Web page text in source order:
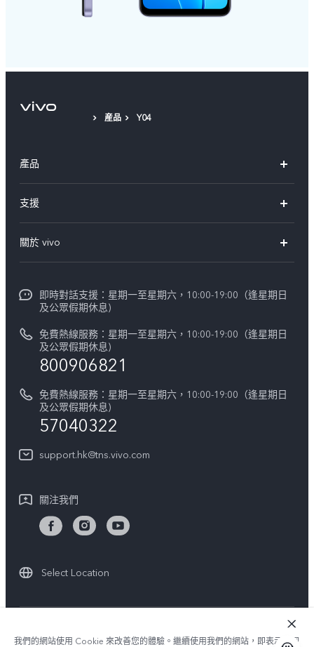
産品 Y04
產品
X300
Y21d
支援
服務中心
Funtouch OS
系統升級
零配件價格查詢
IMEI 碼驗證
維修進度
保修條款
客戶服務私隱聲明
關於 vivo
新聞資訊
vivo工作
法律聲明
vivo 私隱中心
即時對話支援：星期一至星期六，10:00-19:00（逢星期日
及公眾假期休息)
免費熱線服務：星期一至星期六，10:00-19:00（逢星期日
及公眾假期休息)
800906821
免費熱線服務：星期一至星期六，10:00-19:00（逢星期日
及公眾假期休息)
57040322
support.hk@tns.vivo.com
關注我們
Select Location
我們的網站使用 Cookie 來改善您的體驗。繼續使用我們的網站，即表示您同